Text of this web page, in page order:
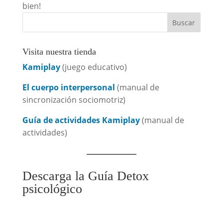
bien!
Visita nuestra tienda
Kamiplay(juego educativo)
El cuerpo interpersonal (manual de
sincronización sociomotriz)
Guía de actividades Kamiplay(manual de
actividades)
Descarga la Guía Detox
psicológico